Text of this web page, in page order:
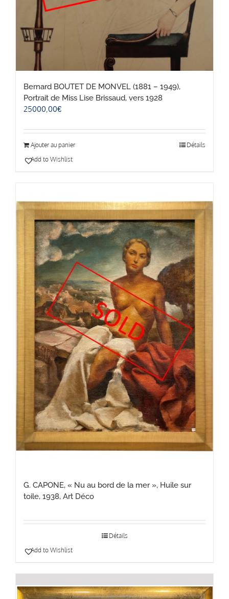
Bernard BOUTET DE MONVEL (1881 – 1949),
Portrait de Miss Lise Brissaud, vers 1928
25000,00€
Ajouter au panier
Détails
Add to Wishlist
G. CAPONE, « Nu au bord de la mer », Huile sur
toile, 1938, Art Déco
Détails
Add to Wishlist